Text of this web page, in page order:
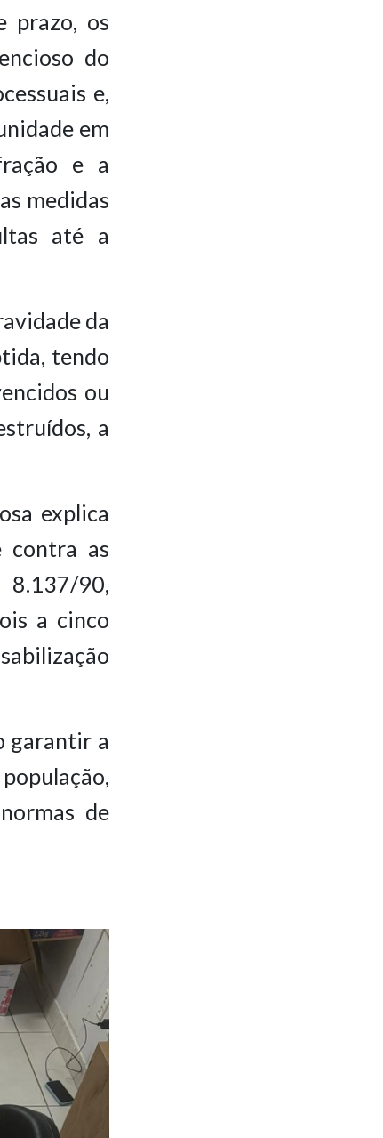
prazo, os
do
e,
em
e a
medidas
até a
da
tendo
ou
a
explica
contra as
8.137/90,
a cinco
garantir a
de